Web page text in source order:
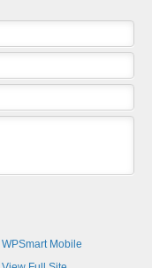
WPSmart Mobile